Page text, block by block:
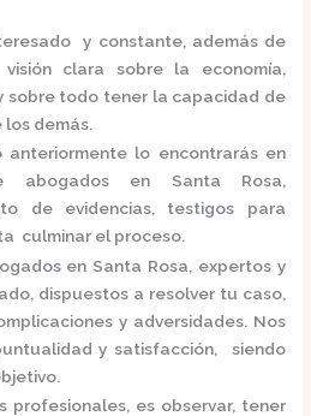
y constante, además de
clara sobre la economía,
sobre todo tener la capacidad de
demás.
lo encontrarás en
en Santa Rosa,
de evidencias, testigos para
culminar el proceso.
en Santa Rosa, expertos y
, dispuestos a resolver tu caso,
y adversidades. Nos
y satisfacción, siendo
profesionales, es observar, tener